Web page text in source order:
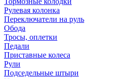
Рулевая колонка
Переключатели на руль
Обода
Тросы, оплетки
Педали
Приставные колеса
Рули
Подседельные штыри